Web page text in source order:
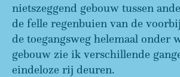
nietszeggend gebouw tussen
de felle regenbuien van de
de toegangsweg helemaal onder
gebouw zie ik verschillende
eindeloze rij deuren.